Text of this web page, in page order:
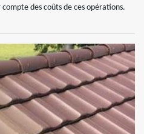
des coûts de ces opérations.